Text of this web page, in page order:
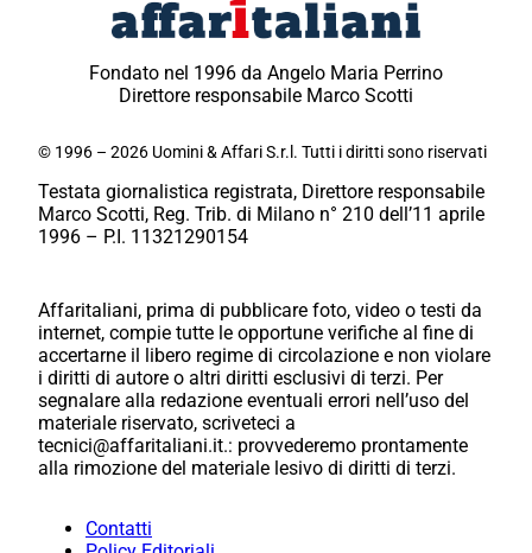
Fondato nel 1996 da Angelo Maria Perrino
Direttore responsabile Marco Scotti
© 1996 – 2026 Uomini & Affari S.r.l. Tutti i diritti sono riservati
Testata giornalistica registrata, Direttore responsabile
Marco Scotti, Reg. Trib. di Milano n° 210 dell’11 aprile
1996 – P.I. 11321290154
Affaritaliani, prima di pubblicare foto, video o testi da
internet, compie tutte le opportune verifiche al fine di
accertarne il libero regime di circolazione e non violare
i diritti di autore o altri diritti esclusivi di terzi. Per
segnalare alla redazione eventuali errori nell’uso del
materiale riservato, scriveteci a
tecnici@affaritaliani.it.: provvederemo prontamente
alla rimozione del materiale lesivo di diritti di terzi.
Contatti